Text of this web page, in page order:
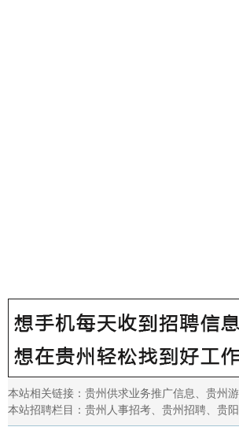
本站相关链接： 贵州供求业务推广信息 、 贵州
本站招聘栏目： 贵州人事招考、 贵州招聘、 贵